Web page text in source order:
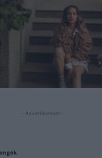
- Advertisement -